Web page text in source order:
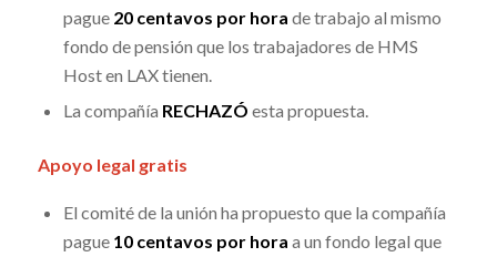
pague 20 centavos por hora de trabajo al mismo
fondo de pensión que los trabajadores de HMS
Host en LAX tienen.
La compañía RECHAZÓ esta propuesta.
Apoyo legal gratis
El comité de la unión ha propuesto que la compañía
pague 10 centavos por hora a un fondo legal que